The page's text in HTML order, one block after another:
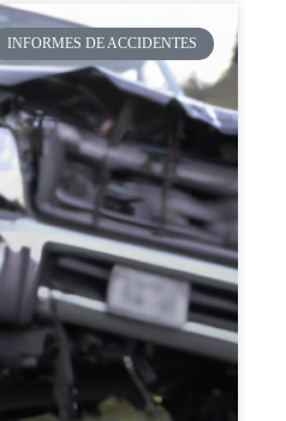
INFORMES DE ACCIDENTES